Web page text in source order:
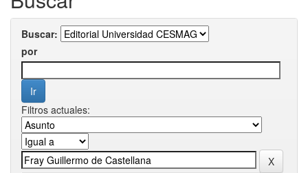
Buscar:
por
Filtros actuales: